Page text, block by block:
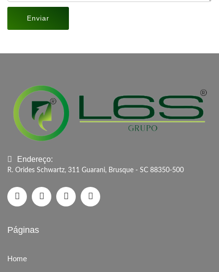
Endereço:
R. Orides Schwartz, 311 Guarani, Brusque - SC 88350-500
Páginas
Home